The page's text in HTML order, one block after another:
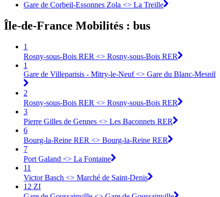
Gare de Corbeil-Essonnes Zola <> La Treille
Île-de-France Mobilités : bus
1
Rosny-sous-Bois RER <> Rosny-sous-Bois RER
1
Gare de Villeparisis - Mitry-le-Neuf <> Gare du Blanc-Mesnil
2
Rosny-sous-Bois RER <> Rosny-sous-Bois RER
3
Pierre Gilles de Gennes <> Les Baconnets RER
6
Bourg-la-Reine RER <> Bourg-la-Reine RER
7
Port Galand <> La Fontaine
11
Victor Basch <> Marché de Saint-Denis
12 ZI